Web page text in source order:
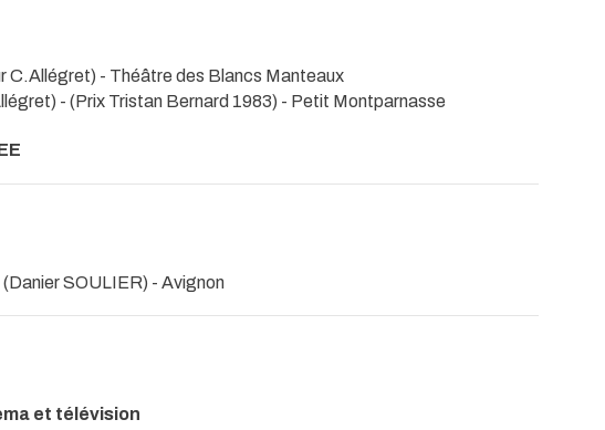
C.Allégret) - Théâtre des Blancs Manteaux
- (Prix Tristan Bernard 1983) - Petit Montparnasse
(Danier SOULIER) - Avignon
et télévision